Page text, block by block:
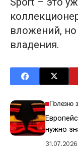
вложений,
владения.
Полезно
нужно
31.07.2026